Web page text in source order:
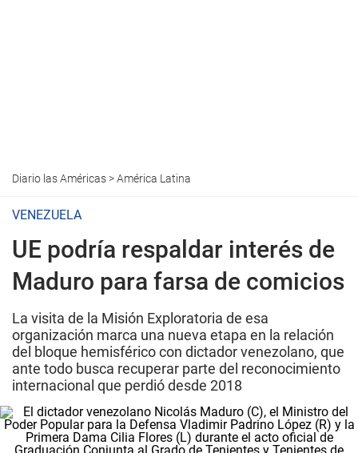
Diario las Américas>América Latina
VENEZUELA
UE podría respaldar interés de
Maduro para farsa de comicios
La visita de la Misión Exploratoria de esa
organización marca una nueva etapa en la relación
del bloque hemisférico con dictador venezolano, que
ante todo busca recuperar parte del reconocimiento
internacional que perdió desde 2018